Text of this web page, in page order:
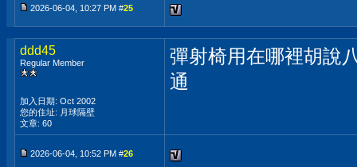
2026-06-04, 10:27 PM #25
ddd45
Regular Member
加入日期: Oct 2002
您的住址: 月球隔壁
文章: 60
彈射椅用在哪裡胡說
通
2026-06-04, 10:52 PM #26